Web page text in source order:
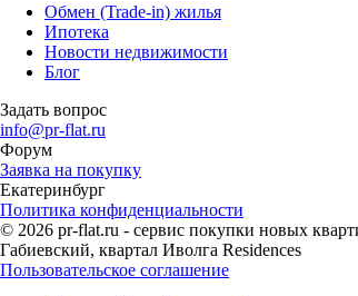
Обмен (Trade-in) жилья
Ипотека
Новости недвижимости
Блог
Задать вопрос
info@pr-flat.ru
Форум
Заявка на покупку
Екатеринбург
Политика конфиденциальности
© 2026 pr-flat.ru - сервис покупки новых
Габиевский, квартал Иволга Residences
Пользовательское соглашение